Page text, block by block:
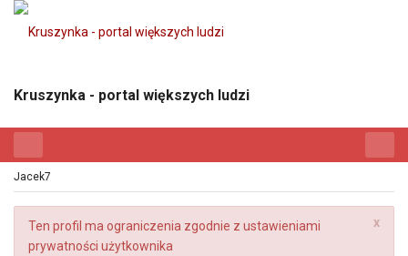
Kruszynka - portal większych ludzi
Jacek7
x
Ten profil ma ograniczenia zgodnie z ustawieniami
prywatności użytkownika